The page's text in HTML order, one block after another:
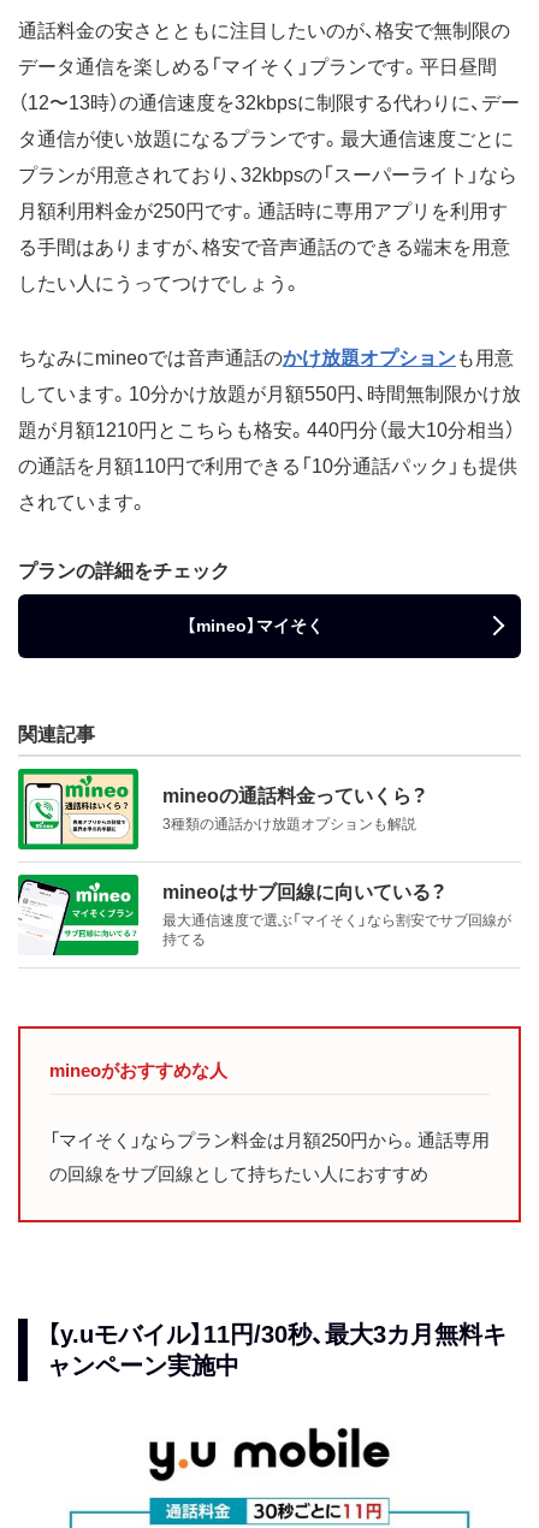
通話料金の安さとともに注目したいのが、格安で無制限の
データ通信を楽しめる「マイそく」プランです。平日昼間
（12〜13時）の通信速度を32kbpsに制限する代わりに、デー
タ通信が使い放題になるプランです。最大通信速度ごとに
プランが用意されており、32kbpsの「スーパーライト」なら
月額利用料金が250円です。通話時に専用アプリを利用す
る手間はありますが、格安で音声通話のできる端末を用意
したい人にうってつけでしょう。
ちなみにmineoでは音声通話のかけ放題オプションも用意
しています。10分かけ放題が月額550円、時間無制限かけ放
題が月額1210円とこちらも格安。440円分（最大10分相当）
の通話を月額110円で利用できる「10分通話パック」も提供
されています。
プランの詳細をチェック
【mineo】マイそく
関連記事
mineoの通話料金っていくら？
3種類の通話かけ放題オプションも解説
mineoはサブ回線に向いている？
最大通信速度で選ぶ「マイそく」なら割安でサブ回線が
持てる
mineoがおすすめな人
「マイそく」ならプラン料金は月額250円から。通話専用
の回線をサブ回線として持ちたい人におすすめ
【y.uモバイル】11円/30秒、最大3カ月無料キ
ャンペーン実施中